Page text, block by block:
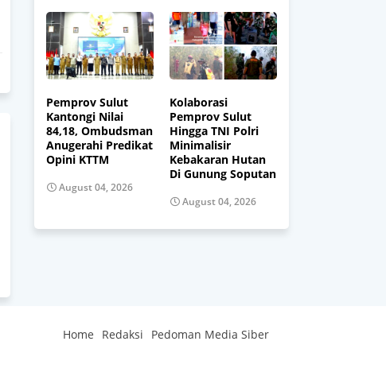
Pemprov Sulut
Kantongi Nilai
84,18, Ombudsman
Anugerahi Predikat
Opini KTTM
August 04, 2026
Kolaborasi
Pemprov Sulut
Hingga TNI Polri
Minimalisir
Kebakaran Hutan
Di Gunung Soputan
August 04, 2026
Home Redaksi Pedoman Media Siber